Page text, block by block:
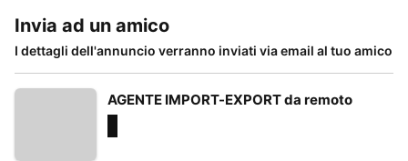
Invia ad un amico
I dettagli dell'annuncio verranno inviati via email al tuo amico
AGENTE IMPORT-EXPORT da remoto